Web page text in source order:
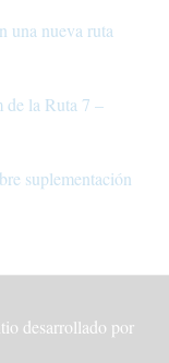
una nueva ruta
de la Ruta 7 –
suplementación
desarrollado por